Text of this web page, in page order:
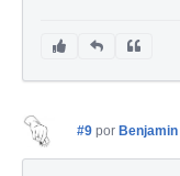
#9 por Benjamin